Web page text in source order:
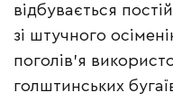
відбувається
зі штучного
поголів’я
голштинських